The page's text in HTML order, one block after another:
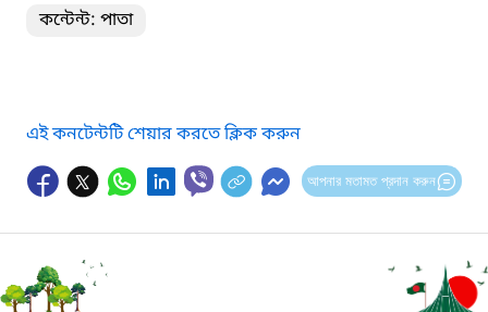
কন্টেন্ট: পাতা
এই কনটেন্টটি শেয়ার করতে ক্লিক করুন
আপনার মতামত প্রদান করুন